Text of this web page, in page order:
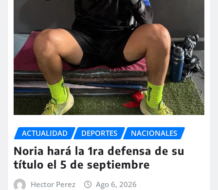
ACTUALIDAD DEPORTES NACIONALES
Noria hará la 1ra defensa de su
título el 5 de septiembre
Hector Perez Ago 6, 2026